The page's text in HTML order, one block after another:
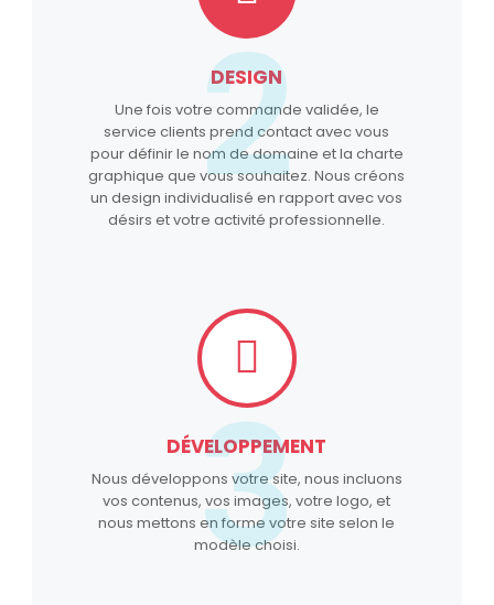
DESIGN
Une fois votre commande validée, le
service clients prend contact avec vous
pour définir le nom de domaine et la charte
graphique que vous souhaitez. Nous créons
un design individualisé en rapport avec vos
désirs et votre activité professionnelle.
2
DÉVELOPPEMENT
Nous développons votre site, nous incluons
vos contenus, vos images, votre logo, et
nous mettons en forme votre site selon le
modèle choisi.
3